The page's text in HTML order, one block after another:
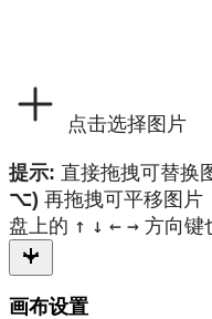
点击选择图片
提示: 直接拖拽可替换
⌥) 再拖拽可平移图片
盘上的 ↑ ↓ ← → 方向键
画布设置